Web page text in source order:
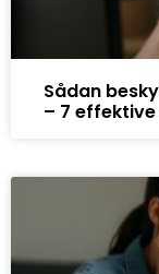
Sådan
– 7